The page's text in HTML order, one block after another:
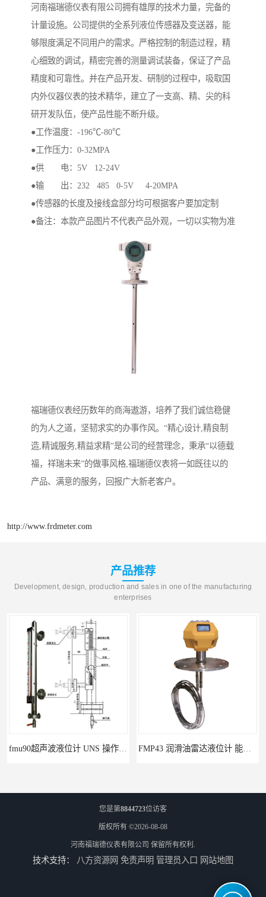
河南福瑞德仪表有限公司拥有雄厚的技术力量，完备的
计量设施。公司提供的全系列液位传感器及变送器，能
够限度满足不同用户的需求。严格控制的制造过程，精
心细致的调试，精密完善的测量调试装备，保证了产品
精度和可靠性。并在产品开发、研制的过程中，吸取国
内外仪器仪表的技术精华，建立了一支高、精、尖的科
研开发队伍，使产品性能不断升级。
●工作温度：-196℃-80℃
●工作压力：0-32MPA
●供 电：5V 12-24V
●输 出：232 485 0-5V 4-20MPA
●传感器的长度及接线盒部分均可根据客户要加定制
●备注：本款产品图片不代表产品外观，一切以实物为准
福瑞德仪表经历数年的商海遨游，培养了我们诚信稳健
的为人之道，坚韧求实的办事作风。“精心设计,精良制
造,精诚服务,精益求精”是公司的经营理念，秉承“以德载
福，祥瑞未来”的做事风格,福瑞德仪表将一如既往以的
产品、满意的服务，回报广大新老客户。
http://www.frdmeter.com
产品推荐
Development, design, production and sales in one of the manufacturing
enterprises
您是第8844723位访客
版权所有 ©2026-08-08
河南福瑞德仪表有限公司 保留所有权利.
技术支持： 八方资源网 免责声明 管理员入口 网站地图